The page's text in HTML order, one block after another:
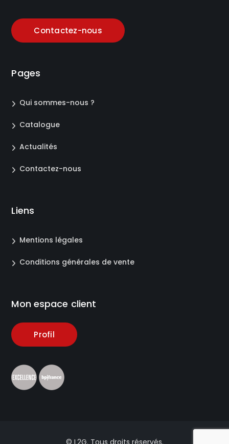
Contactez-nous
Pages
Qui sommes-nous ?
Catalogue
Actualités
Contactez-nous
Liens
Mentions légales
Conditions générales de vente
Mon espace client
Profil
© L2G. Tous droits réservés.